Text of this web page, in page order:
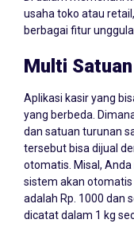
usaha toko atau
berbagai fitur
Multi Satuan
Aplikasi kasir yang
yang berbeda.
dan satuan turunan
tersebut bisa dijual
otomatis. Misal, Anda
sistem akan
adalah Rp. 1000 dan
dicatat dalam 1 kg